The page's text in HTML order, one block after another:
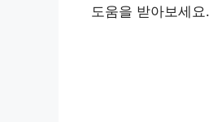
도움을 받아보세요.